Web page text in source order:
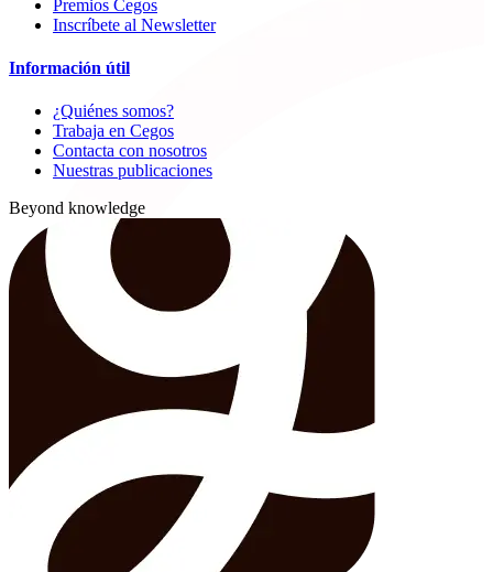
Premios Cegos
Inscríbete al Newsletter
Información útil
¿Quiénes somos?
Trabaja en Cegos
Contacta con nosotros
Nuestras publicaciones
Beyond knowledge